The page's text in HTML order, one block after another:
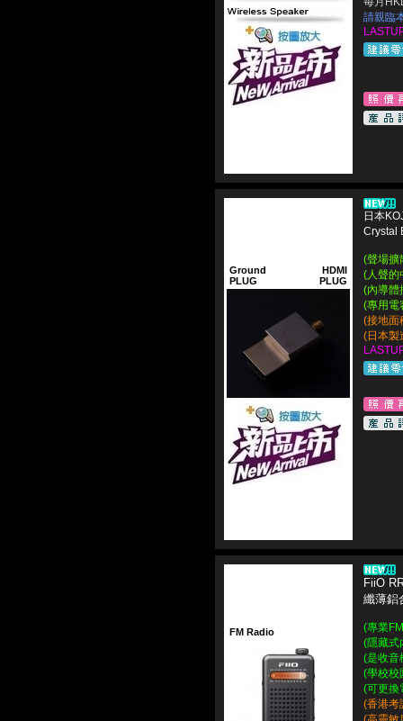
請親臨
Ground
PLUG
HDMI
PLUG
日本
Crystal
(聲場擴
(人聲的
(內導體
(專用電
(接地面
(日本製
FM Radio
FiiO
纖薄鋁
(專業
(隱藏式
(是收音
(學校校
(可更換
(香港考